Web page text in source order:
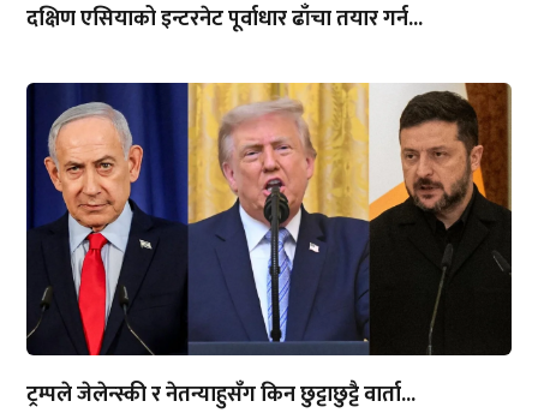
दक्षिण एसियाको इन्टरनेट पूर्वाधार ढाँचा तयार गर्न...
ट्रम्पले जेलेन्स्की र नेतन्याहुसँग किन छुट्टाछुट्टै वार्ता...